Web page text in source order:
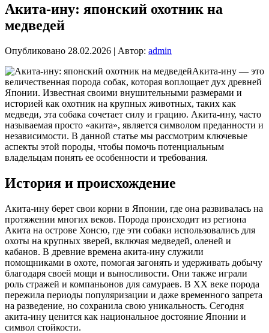
Акита-ину: японский охотник на
медведей
Опубликовано 28.02.2026 | Автор: admin
Акита-ину — это
величественная порода собак, которая воплощает дух древней
Японии. Известная своими внушительными размерами и
историей как охотник на крупных животных, таких как
медведи, эта собака сочетает силу и грацию. Акита-ину, часто
называемая просто «акита», является символом преданности и
независимости. В данной статье мы рассмотрим ключевые
аспекты этой породы, чтобы помочь потенциальным
владельцам понять ее особенности и требования.
История и происхождение
Акита-ину берет свои корни в Японии, где она развивалась на
протяжении многих веков. Порода происходит из региона
Акита на острове Хонсю, где эти собаки использовались для
охоты на крупных зверей, включая медведей, оленей и
кабанов. В древние времена акита-ину служили
помощниками в охоте, помогая загонять и удерживать добычу
благодаря своей мощи и выносливости. Они также играли
роль стражей и компаньонов для самураев. В XX веке порода
пережила периоды популяризации и даже временного запрета
на разведение, но сохранила свою уникальность. Сегодня
акита-ину ценится как национальное достояние Японии и
символ стойкости.